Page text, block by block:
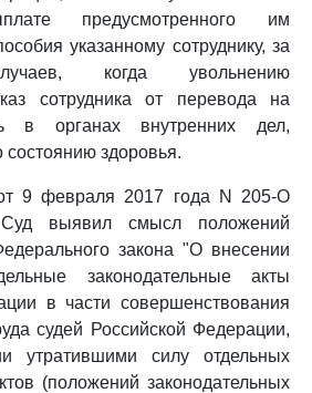
предусмотренного им
указанному сотруднику, за
когда увольнению
сотрудника от перевода на
в органах внутренних дел,
здоровья.
9 февраля 2017 года N 205-О
Суд выявил смысл положений
закона "О внесении
законодательные акты
в части совершенствования
судей Российской Федерации,
утратившими силу отдельных
(положений законодательных